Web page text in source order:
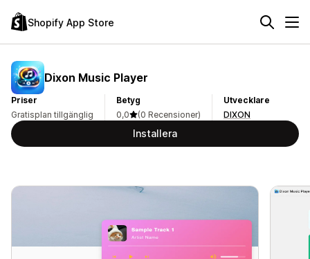
Shopify App Store
Dixon Music Player
Priser
Gratisplan tillgänglig
Betyg
0,0
(0 Recensioner)
Utvecklare
DIXON
Installera